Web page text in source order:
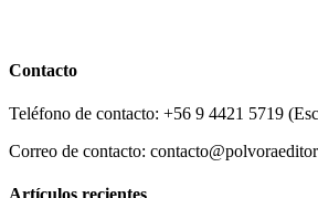
Contacto
Teléfono de contacto: +56 9 4421 5719
Correo de contacto: